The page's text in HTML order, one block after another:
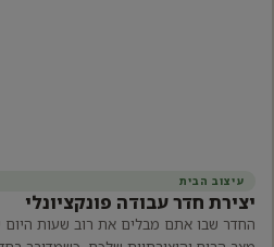
עיצוב הבית
יצירת חדר עבודה פונקציונלי
החדר שבו אתם מבלים את רוב שעות היום